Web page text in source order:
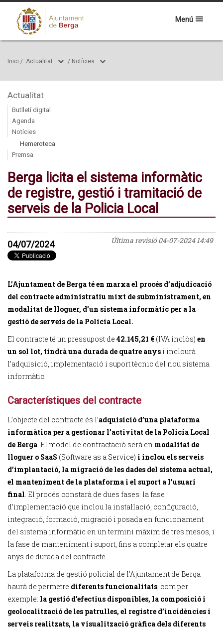
Menú
Inici / Actualitat / Notícies
Actualitat
Butlletí digital
Agenda
Notícies
Hemeroteca
Premsa
Berga licita el sistema informàtic
de registre, gestió i tramitació de
serveis de la Policia Local
Última revisió04-07-2024 14:49
04/07/2024
L’Ajuntament de Berga té en marxa el procés d’adjudicació
del contracte administratiu mixt de subministrament, en
modalitat de lloguer, d’un sistema informàtic per a la
gestió de serveis de la Policia Local.
El contracte té un pressupost de 42.145,21 € (IVA inclòs) en
un sol lot, tindrà una durada de quatre anys i inclourà
l’adquisició, implementació i suport tècnic del nou sistema
informàtic.
Característiques del contracte
L’objecte del contracte és l’adquisició d’una plataforma
informàtica per a gestionar l’activitat de la Policia Local
de Berga. El model de contractació serà en modalitat de
lloguer o SaaS (Software as a Service) i inclou els serveis
d’implantació, la migració de les dades del sistema actual,
el manteniment de la plataforma i el suport a l’usuari
final. El procés constarà de dues fases: la fase
d’implementació que inclou la instal·lació, configuració,
integració, formació, migració i posada en funcionament
del sistema informàtic en un termini màxim de tres mesos, i
la fase de manteniment i suport, fins a completar els quatre
anys de durada del contracte.
La plataforma de gestió policial de l’Ajuntament de Berga
haurà de permetre diferents funcionalitats, com per
exemple: la gestió d’efectius disponibles, la composició i
geolocalització de les patrulles, el registre d’incidències i
serveis realitzats, la visualització gràfica dels diferents